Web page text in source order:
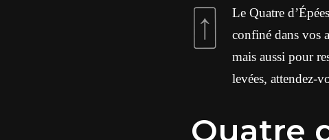
Le Quatre
confiné dans vos
mais aussi pour
levées, attendez-
Quatre